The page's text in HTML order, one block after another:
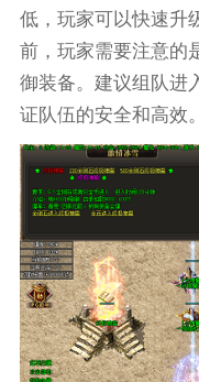
低，玩家可以快速升
前，玩家需要注意的
御装备。建议组队进
证队伍的安全和高效。